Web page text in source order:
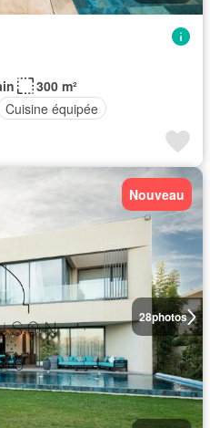
300 m²
Cuisine équipée
28photos
Nouveau